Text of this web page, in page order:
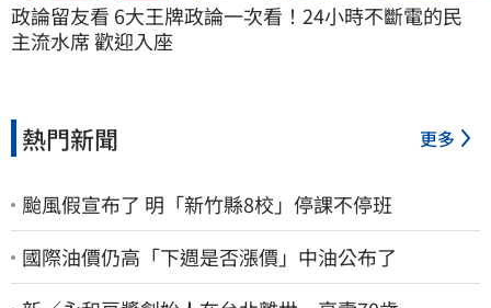
政論留友看 6大王牌政論一次看！24小時不斷電的民
主流水席 歡迎入座
熱門新聞 更多
颱風假宣布了 明「新竹縣8校」停課不停班
國際油價仍高「下週是否漲價」中油公布了